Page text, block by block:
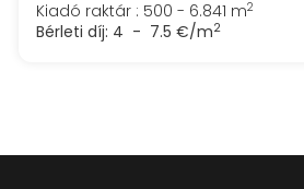
Kiadó raktár : 500 - 6.841 m2
Bérleti díj: 4 - 7.5 €/m2